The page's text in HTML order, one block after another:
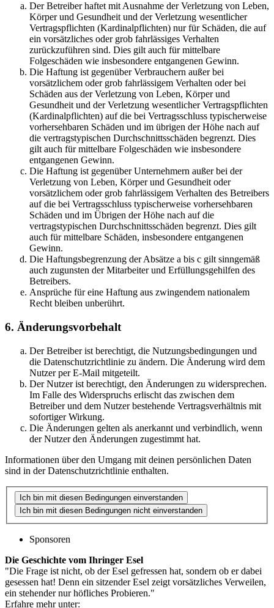
Der Betreiber haftet mit Ausnahme der Verletzung von Leben,
Körper und Gesundheit und der Verletzung wesentlicher
Vertragspflichten (Kardinalpflichten) nur für Schäden, die auf
ein vorsätzliches oder grob fahrlässiges Verhalten
zurückzuführen sind. Dies gilt auch für mittelbare
Folgeschäden wie insbesondere entgangenen Gewinn.
Die Haftung ist gegenüber Verbrauchern außer bei
vorsätzlichem oder grob fahrlässigem Verhalten oder bei
Schäden aus der Verletzung von Leben, Körper und
Gesundheit und der Verletzung wesentlicher Vertragspflichten
(Kardinalpflichten) auf die bei Vertragsschluss typischerweise
vorhersehbaren Schäden und im übrigen der Höhe nach auf
die vertragstypischen Durchschnittsschäden begrenzt. Dies
gilt auch für mittelbare Folgeschäden wie insbesondere
entgangenen Gewinn.
Die Haftung ist gegenüber Unternehmern außer bei der
Verletzung von Leben, Körper und Gesundheit oder
vorsätzlichem oder grob fahrlässigem Verhalten des Betreibers
auf die bei Vertragsschluss typischerweise vorhersehbaren
Schäden und im Übrigen der Höhe nach auf die
vertragstypischen Durchschnittsschäden begrenzt. Dies gilt
auch für mittelbare Schäden, insbesondere entgangenen
Gewinn.
Die Haftungsbegrenzung der Absätze a bis c gilt sinngemäß
auch zugunsten der Mitarbeiter und Erfüllungsgehilfen des
Betreibers.
Ansprüche für eine Haftung aus zwingendem nationalem
Recht bleiben unberührt.
6. Änderungsvorbehalt
Der Betreiber ist berechtigt, die Nutzungsbedingungen und
die Datenschutzrichtlinie zu ändern. Die Änderung wird dem
Nutzer per E-Mail mitgeteilt.
Der Nutzer ist berechtigt, den Änderungen zu widersprechen.
Im Falle des Widerspruchs erlischt das zwischen dem
Betreiber und dem Nutzer bestehende Vertragsverhältnis mit
sofortiger Wirkung.
Die Änderungen gelten als anerkannt und verbindlich, wenn
der Nutzer den Änderungen zugestimmt hat.
Informationen über den Umgang mit deinen persönlichen Daten
sind in der Datenschutzrichtlinie enthalten.
Sponsoren
Die Geschichte vom Ihringer Esel
"Die Frage ist nicht, ob der Esel gefressen hat, sondern ob er dabei
gesessen hat! Denn ein sitzender Esel zeigt vorsätzliches Verweilen,
ein stehender nur höfliches Probieren."
Erfahre mehr unter: